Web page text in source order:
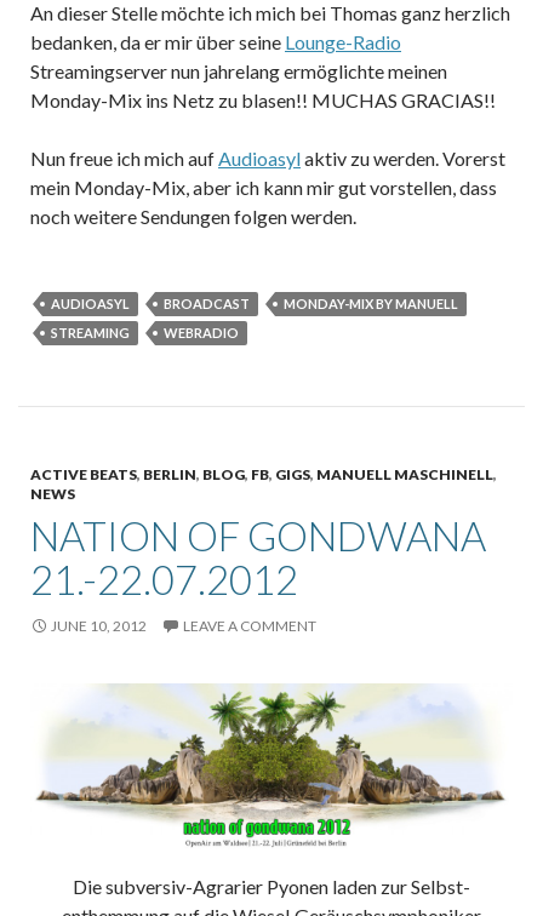
An dieser Stelle möchte ich mich bei Thomas ganz herzlich
bedanken, da er mir über seine Lounge-Radio
Streamingserver nun jahrelang ermöglichte meinen
Monday-Mix ins Netz zu blasen!! MUCHAS GRACIAS!!
Nun freue ich mich aufAudioasylaktiv zu werden. Vorerst
mein Monday-Mix, aber ich kann mir gut vorstellen, dass
noch weitere Sendungen folgen werden.
AUDIOASYL BROADCAST
MONDAY-MIX BY MANUELL
STREAMING
WEBRADIO
ACTIVE BEATS, BERLIN, BLOG, FB, GIGS, MANUELL MASCHINELL,
NEWS
NATION OF GONDWANA
21.-22.07.2012
JUNE 10, 2012 LEAVE A COMMENT
Die subversiv-Agrarier Pyonen laden zur Selbst­